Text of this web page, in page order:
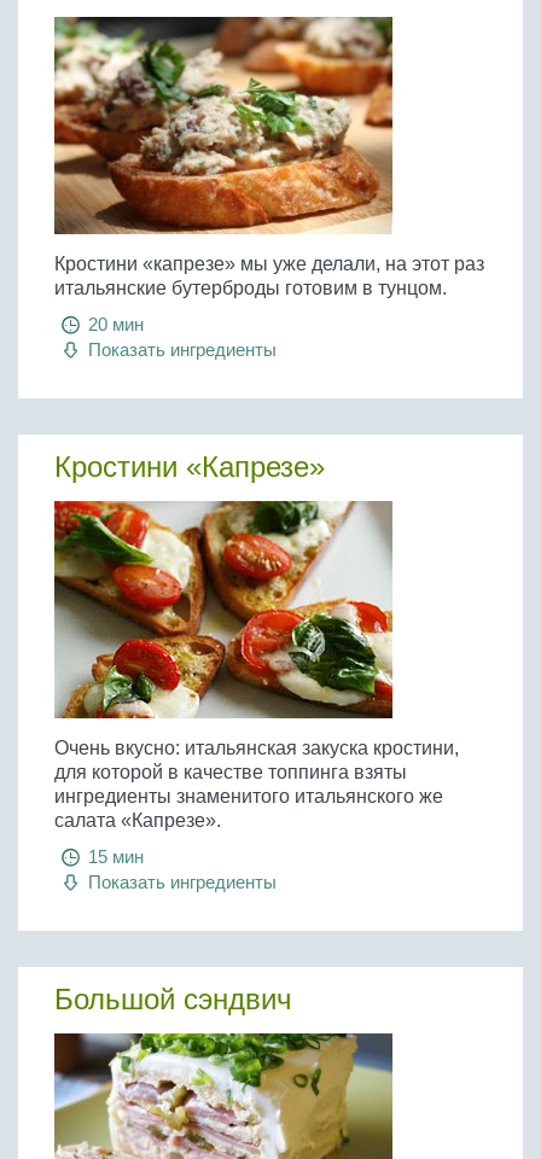
Кростини «капрезе» мы уже делали, на этот раз
итальянские бутерброды готовим в тунцом.
20 мин
Показать ингредиенты
Кростини «Капрезе»
Очень вкусно: итальянская закуска кростини,
для которой в качестве топпинга взяты
ингредиенты знаменитого итальянского же
салата «Капрезе».
15 мин
Показать ингредиенты
Большой сэндвич